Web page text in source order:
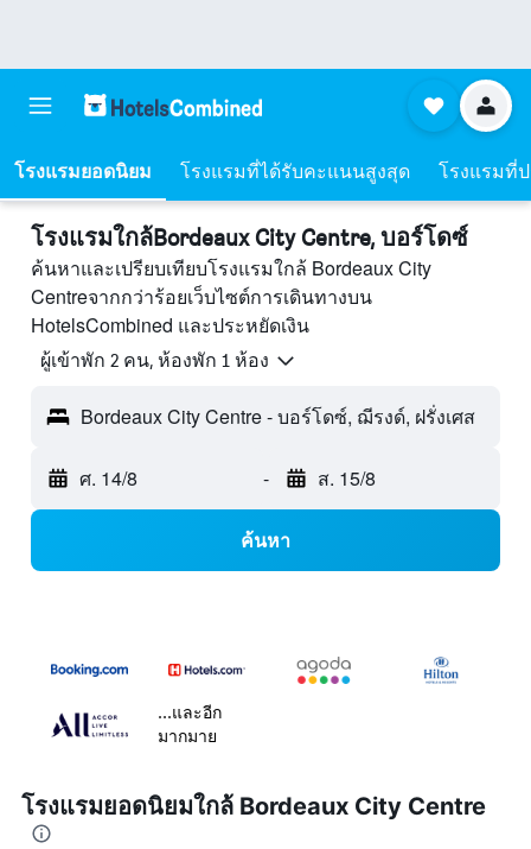
โรงแรมยอดนิยม โรงแรมที่ได้รับคะแนนสูงสุด โรงแรมที่
โรงแรมใกล้Bordeaux City Centre, บอร์โดซ์
ค้นหาและเปรียบเทียบโรงแรมใกล้ Bordeaux City
Centreจากกว่าร้อยเว็บไซต์การเดินทางบน
HotelsCombined และประหยัดเงิน
ผู้เข้าพัก 2 คน, ห้องพัก 1 ห้อง
Bordeaux City Centre - บอร์โดซ์, ฌีรงด์, ฝรั่งเศส
ศ. 14/8 - ส. 15/8
ค้นหา
...และอีก
มากมาย
โรงแรมยอดนิยมใกล้ Bordeaux City Centre